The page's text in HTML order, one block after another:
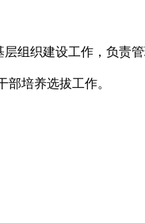
层组织建设工作，负责
部培养选拔工作。